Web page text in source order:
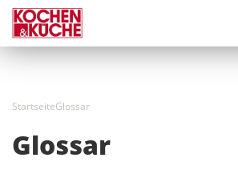
Direkt
zum
Inhalt
StartseiteGlossar
Glossar